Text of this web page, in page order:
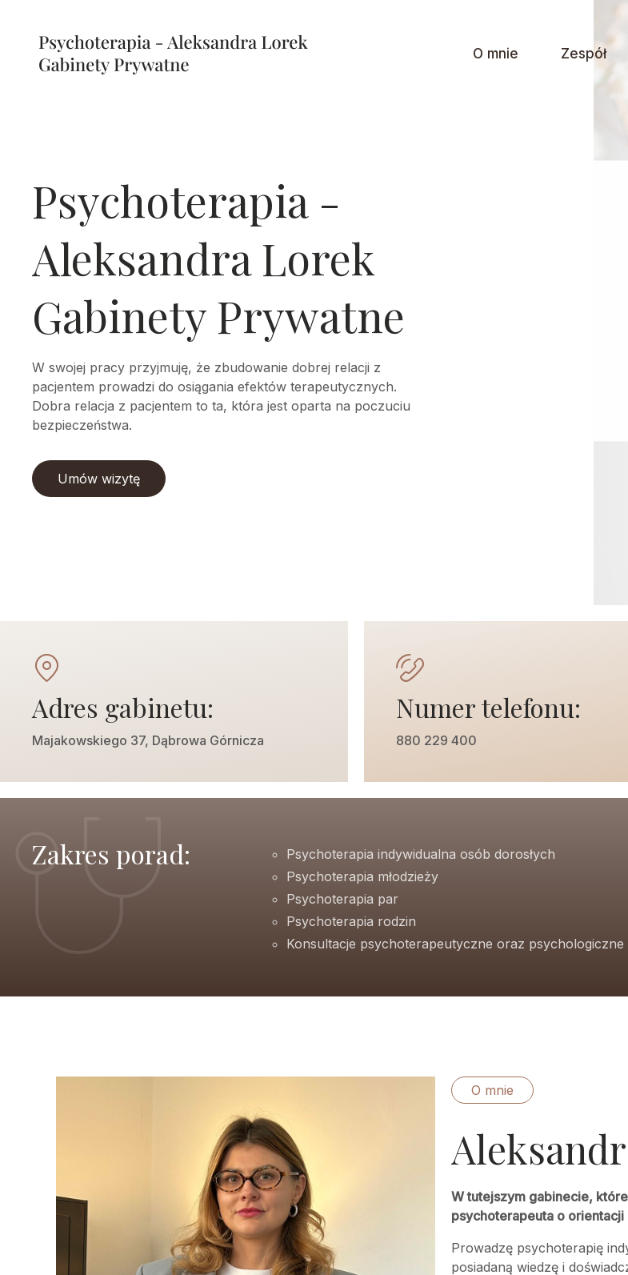
O mnie Zespół
Psychoterapia -
Aleksandra Lorek
Gabinety Prywatne
W swojej pracy przyjmuję, że zbudowanie dobrej relacji z
pacjentem prowadzi do osiągania efektów terapeutycznych.
Dobra relacja z pacjentem to ta, która jest oparta na poczuciu
bezpieczeństwa.
Umów wizytę
Adres gabinetu:
Majakowskiego 37, Dąbrowa Górnicza
Numer telefonu:
880 229 400
Zakres porad:
Psychoterapia indywidualna osób dorosłych
Psychoterapia młodzieży
Psychoterapia par
Psychoterapia rodzin
Konsultacje psychoterapeutyczne oraz psychologiczne
O mnie
W tutejszym gabinecie,
psychoterapeuta o
Prowadzę psychoterapię
posiadaną wiedzę i